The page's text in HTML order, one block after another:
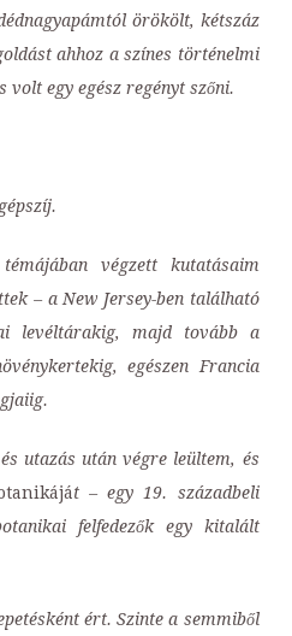
örökölt, kétszáz
ahhoz a színes történelmi
egy egész regényt szőni.
végzett kutatásaim
– a New Jersey-ben található
levéltárakig, majd tovább a
egészen Francia
utazás után végre leültem, és
t – egy 19. századbeli
felfedezők egy kitalált
ért. Szinte a semmiből